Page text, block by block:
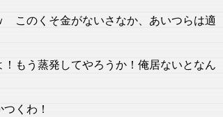
このくそ金がないさなか、あいつらは適
もう蒸発してやろうか！俺居ないとなん
くわ！